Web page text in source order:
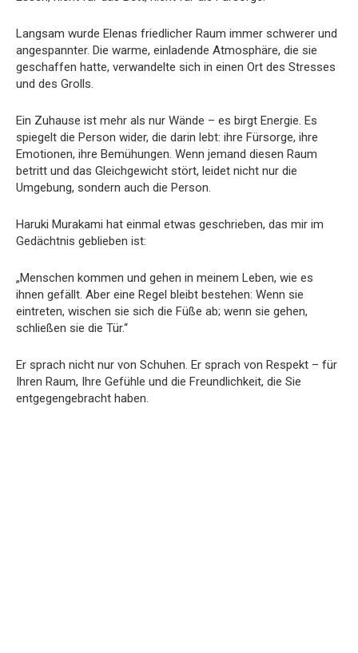
Langsam wurde Elenas friedlicher Raum immer schwerer und
angespannter. Die warme, einladende Atmosphäre, die sie
geschaffen hatte, verwandelte sich in einen Ort des Stresses
und des Grolls.
Ein Zuhause ist mehr als nur Wände – es birgt Energie. Es
spiegelt die Person wider, die darin lebt: ihre Fürsorge, ihre
Emotionen, ihre Bemühungen. Wenn jemand diesen Raum
betritt und das Gleichgewicht stört, leidet nicht nur die
Umgebung, sondern auch die Person.
Haruki Murakami hat einmal etwas geschrieben, das mir im
Gedächtnis geblieben ist:
„Menschen kommen und gehen in meinem Leben, wie es
ihnen gefällt. Aber eine Regel bleibt bestehen: Wenn sie
eintreten, wischen sie sich die Füße ab; wenn sie gehen,
schließen sie die Tür.“
Er sprach nicht nur von Schuhen. Er sprach von Respekt – für
Ihren Raum, Ihre Gefühle und die Freundlichkeit, die Sie
entgegengebracht haben.